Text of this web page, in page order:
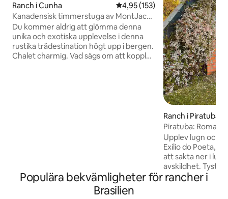
Ranch i Cunha 4,95 av 5 i genomsnittligt
4,95 (153)
Kanadensisk timmerstuga av MontJacui
200 m² AltoMontanha
Du kommer aldrig att glömma denna
unika och exotiska upplevelse i denna
rustika trädestination högt upp i bergen.
Chalet charmig. Vad sägs om att koppla
Ranch i Piratuba
Piratuba:
exilranch!
Upplev lugn och
Exílio do Poeta,
att sakta ner i
avskildhet. Tystnaden, grönskan och
utsikten skapar
Populära bekvämligheter för rancher i
Brasilien